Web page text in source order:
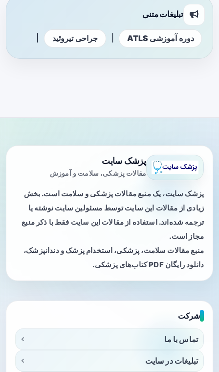
تبلیغات متنی
دوره آموزشی ATLS جراحی تیروئید
پزشک سایت
مقالات پزشکی، سلامت و آموزش
پزشک سایت، یک منبع مقالات پزشکی و سلامت است. بخش
زیادی از مقالات این سایت توسط مسئولین سایت نوشته یا
ترجمه شده‌اند. استفاده از مقالات این سایت فقط با ذکر منبع
مجاز است.
منبع مقالات سلامت، پزشکی، استخدام پزشک و دندانپزشک،
دانلود رایگان PDF کتاب‌های پزشکی.
شرکت
تماس با ما
تبلیغات در سایت